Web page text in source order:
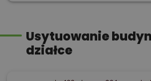
Usytuowanie
działce